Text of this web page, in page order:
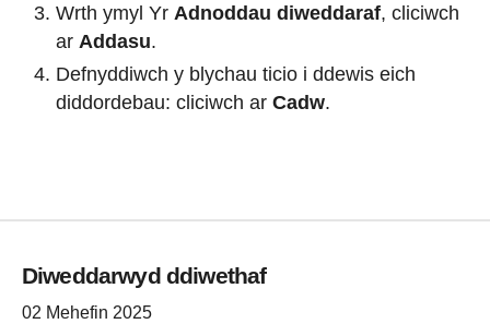
Wrth ymyl Yr Adnoddau diweddaraf, cliciwch
ar Addasu.
Defnyddiwch y blychau ticio i ddewis eich
diddordebau: cliciwch ar Cadw.
Diweddarwyd ddiwethaf
02 Mehefin 2025